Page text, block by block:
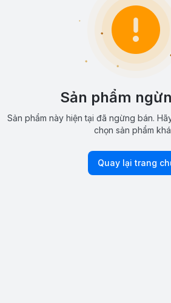
Sản phẩm
Sản phẩm này hiện tại đã ngừng bán.
chọn sản phẩm
Quay lại trang